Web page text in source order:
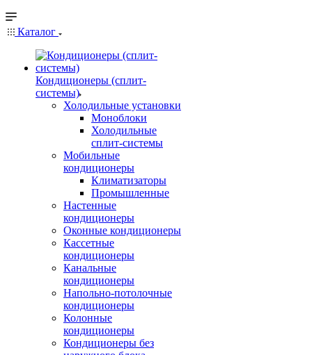
Каталог
Кондиционеры (сплит-
системы)
Холодильные установки
Моноблоки
Холодильные
сплит-системы
Мобильные
кондиционеры
Климатизаторы
Промышленные
Настенные
кондиционеры
Оконные кондиционеры
Кассетные
кондиционеры
Канальные
кондиционеры
Напольно-потолочные
кондиционеры
Колонные
кондиционеры
Кондиционеры без